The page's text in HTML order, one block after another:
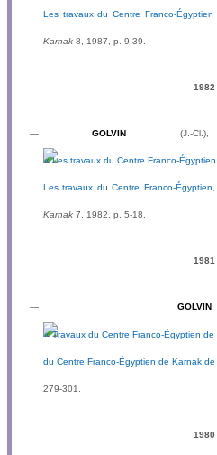
Les travaux du Centre Franco-
Karnak 8, 1987, p. 9-39.
1982
—GOLVIN (J.-
Les travaux du Centre Franco-
Karnak 7, 1982, p. 5-18.
1981
— GOLVIN
du Centre Franco-Égyptien de Karnak
279-301.
1980